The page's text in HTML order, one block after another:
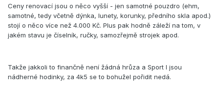
Ceny renovací jsou o něco vyšší - jen samotné pouzdro (ehm,
samotné, tedy včetně dýnka, lunety, korunky, předního skla apod.)
stojí o něco více než 4.000 Kč. Plus pak hodně záleží na tom, v
jakém stavu je číselník, ručky, samozřejmě strojek apod.
Takže jakkoli to finančně není žádná hrůza a Sport I jsou
nádherné hodinky, za 4k5 se to bohužel pořidit nedá.